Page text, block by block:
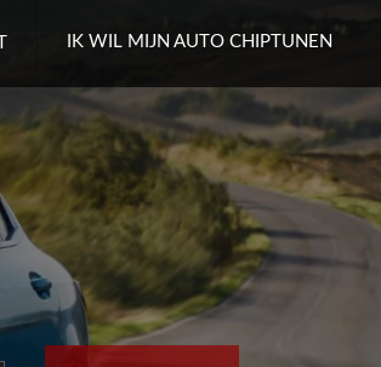
IK WIL MIJN AUTO CHIPTUNEN